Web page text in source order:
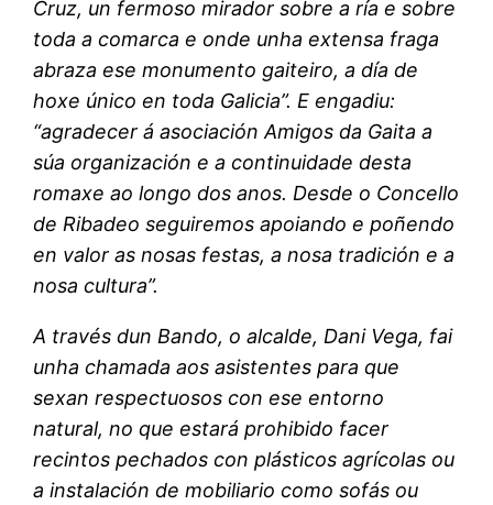
Cruz, un fermoso mirador sobre a ría e sobre
toda a comarca e onde unha extensa fraga
abraza ese monumento gaiteiro, a día de
hoxe único en toda Galicia”. E engadiu:
“agradecer á asociación Amigos da Gaita a
súa organización e a continuidade desta
romaxe ao longo dos anos. Desde o Concello
de Ribadeo seguiremos apoiando e poñendo
en valor as nosas festas, a nosa tradición e a
nosa cultura”.
A través dun Bando, o alcalde, Dani Vega, fai
unha chamada aos asistentes para que
sexan respectuosos con ese entorno
natural, no que estará prohibido facer
recintos pechados con plásticos agrícolas ou
a instalación de mobiliario como sofás ou